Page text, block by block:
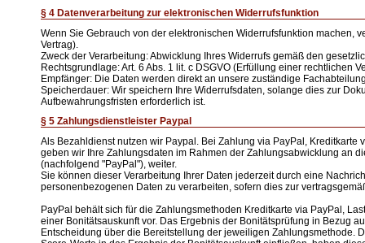
§ 4 Datenverarbeitung zur elektronischen Widerrufsfunktion
Wenn Sie Gebrauch von der elektronischen Widerrufsfunktion machen,
Vertrag).
Zweck der Verarbeitung: Abwicklung Ihres Widerrufs gemäß den
Rechtsgrundlage: Art. 6 Abs. 1 lit. c DSGVO (Erfüllung einer rechtlichen
Empfänger: Die Daten werden direkt an unsere zuständige
Speicherdauer: Wir speichern Ihre Widerrufsdaten, solange dies zur
Aufbewahrungsfristen erforderlich ist.
§ 5 Zahlungsdienstleister Paypal
Als Bezahldienst nutzen wir Paypal. Bei Zahlung via PayPal,
geben wir Ihre Zahlungsdaten im Rahmen der Zahlungsabwicklung an
(nachfolgend "PayPal"), weiter.
Sie können dieser Verarbeitung Ihrer Daten jederzeit durch eine
personenbezogenen Daten zu verarbeiten, sofern dies zur
PayPal behält sich für die Zahlungsmethoden Kreditkarte via PayPal,
einer Bonitätsauskunft vor. Das Ergebnis der Bonitätsprüfung in Bezug
Entscheidung über die Bereitstellung der jeweiligen Zahlungsmethode.